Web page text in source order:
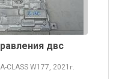
двс
CLASS W177, 2021 г.